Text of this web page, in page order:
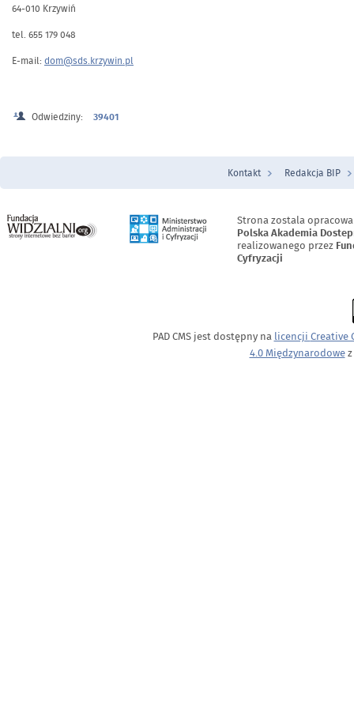
64-010 Krzywiń
tel. 655 179 048
E-mail: dom@sds.krzywin.pl
Odwiedziny: 39401
Menu Stopka
Kontakt Redakcja BIP
Strona zostala
Polska Akademia
realizowanego przez
Cyfryzacji
PAD CMS jest dostępny na licencji Creative
4.0 Międzynarodowez